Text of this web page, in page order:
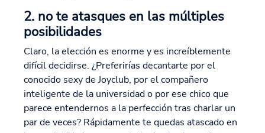
2. no te atasques en las múltiples
posibilidades
Claro, la elección es enorme y es increíblemente
difícil decidirse. ¿Preferirías decantarte por el
conocido sexy de Joyclub, por el compañero
inteligente de la universidad o por ese chico que
parece entendernos a la perfección tras charlar un
par de veces? Rápidamente te quedas atascado en